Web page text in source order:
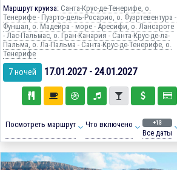
Маршрут круиза: Санта-Крус-де-Тенерифе, о.
Тенерифе - Пуэрто-дель-Росарио, о. Фуэртевентура -
Фуншал, о. Мадейра - море - Аресифи, о. Лансароте
- Лас-Пальмас, о. Гран-Канария - Санта-Крус-де-ла-
Пальма, о. Ла-Пальма - Санта-Крус-де-Тенерифе, о.
Тенерифе
7 ночей 17.01.2027 - 24.01.2027
Посмотреть маршрут Что включено +13
Все даты